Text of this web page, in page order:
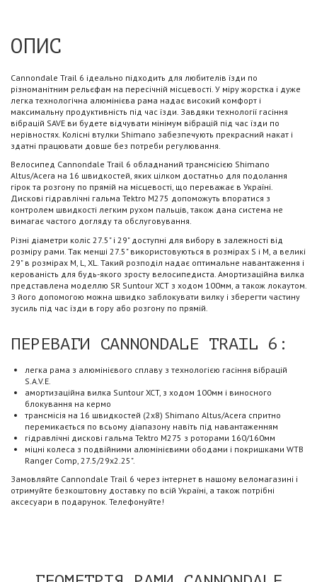
ОПИС
Cannondale Trail 6 ідеально підходить для любителів їзди по
різноманітним рельєфам на пересічній місцевості. У міру жорстка і дуже
легка технологічна алюмінієва рама надає високий комфорт і
максимальну продуктивність під час їзди. Завдяки технології гасіння
вібрацій SAVE ви будете відчувати мінімум вібрацій під час їзди по
нерівностях. Колісні втулки Shimano забезпечують прекрасний накат і
здатні працювати довше без потреби регулювання.
Велосипед Cannondale Trail 6 обладнаний трансмісією Shimano
Altus/Acera на 16 швидкостей, яких цілком достатньо для подолання
гірок та розгону по прямій на місцевості, що переважає в Україні.
Дискові гідравлічні гальма Tektro M275 допоможуть впоратися з
контролем швидкості легким рухом пальців, також дана система не
вимагає частого догляду та обслуговування.
Різні діаметри коліс 27.5" і 29" доступні для вибору в залежності від
розміру рами. Так менші 27.5" використовуються в розмірах S і M, а великі
29" в розмірах M, L, XL. Такий розподіл надає оптимальне навантаження і
керованість для будь-якого зросту велосипедиста. Амортизаційна вилка
представлена ​​моделлю SR Suntour XCT з ходом 100мм, а також локаутом.
З його допомогою можна швидко заблокувати вилку і зберегти частину
зусиль під час їзди в гору або розгону по прямій.
ПЕРЕВАГИ CANNONDALE TRAIL 6:
легка рама з алюмінієвого сплаву з технологією гасіння вібрацій
S.A.V.E.
амортизаційна вилка Suntour XCT, з ходом 100мм і виносного
блокування на кермо
трансмісія на 16 швидкостей (2х8) Shimano Altus/Acera спритно
перемикається по всьому діапазону навіть під навантаженням
гідравлічні дискові гальма Tektro M275 з роторами 160/160мм
міцні колеса з подвійними алюмінієвими ободами і покришками WTB
Ranger Comp, 27.5/29x2.25".
Замовляйте Cannondale Trail 6 через інтернет в нашому веломагазині і
отримуйте безкоштовну доставку по всій Україні, а також потрібні
аксесуари в подарунок. Телефонуйте!